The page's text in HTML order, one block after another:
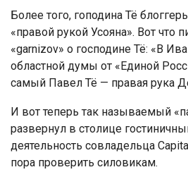
Более того, гоподина Тё
«правой рукой Усояна». Вот что
«garnizov» о господине Тё: «В
областной думы от «Единой
самый Павел Тё — правая рука
И вот теперь так называемый
развернул в столице
деятельность совладельца
пора проверить силовикам.